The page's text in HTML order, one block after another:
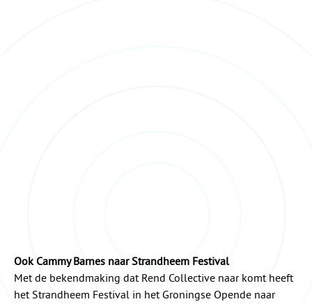
Ook Cammy Barnes naar Strandheem Festival
Met de bekendmaking dat Rend Collective naar komt heeft
het Strandheem Festival in het Groningse Opende naar